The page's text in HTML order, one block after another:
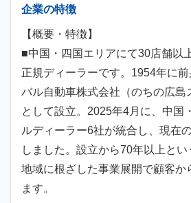
企業の特徴
【概要・特徴】
■中国・四国エリアにて30店舗以
正規ディーラーです。1954年に
バル自動車株式会社（のちの広島
として設立。2025年4月に、中国
ルディーラー6社が統合し、現在
しました。設立から70年以上とい
地域に根ざした事業展開で顧客か
ます。